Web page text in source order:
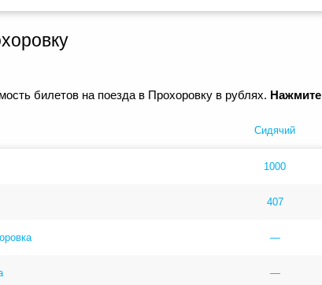
билетов на поезда в Прохоровку в рублях. Нажмите
Сидячий
1000
407
—
—